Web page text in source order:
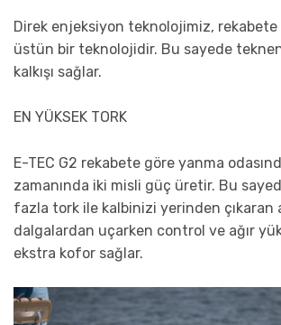
Direk enjeksiyon teknolojimiz, rekabete
üstün bir teknolojidir. Bu sayede
kalkışı sağlar.
EN YÜKSEK TORK
E-TEC G2 rekabete göre yanma
zamanında iki misli güç üretir. Bu
fazla tork ile kalbinizi yerinden çıkaran
dalgalardan uçarken control ve ağır
ekstra kofor sağlar.